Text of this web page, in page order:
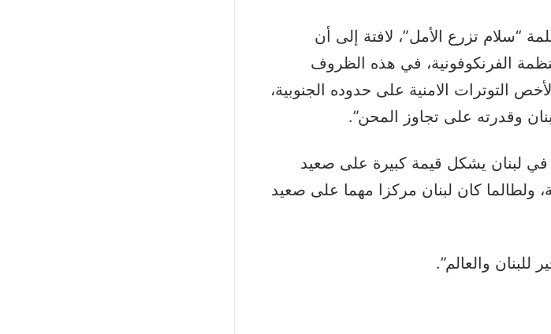
“سلام تزرع الأمل”، لافتة إلى أن
الفرنكوفونية، في هذه الظروف
التوترات الامنية على حدوده الجنوبية،
وقدرته على تجاوز المحن”.
في لبنان يشكل قيمة كبيرة على صعيد
ولطالما كان لبنان مركزا مهما على صعيد
للبنان والعالم”.